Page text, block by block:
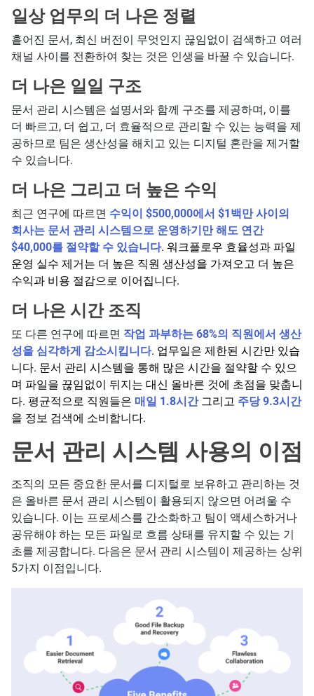
일상 업무의 더 나은 정렬
흩어진 문서, 최신 버전이 무엇인지 끊임없이 검색하고 여러
채널 사이를 전환하여 찾는 것은 인생을 바꿀 수 있습니다.
더 나은 일일 구조
문서 관리 시스템은 설명서와 함께 구조를 제공하며, 이를
더 빠르고, 더 쉽고, 더 효율적으로 관리할 수 있는 능력을 제
공하므로 팀은 생산성을 해치고 있는 디지털 혼란을 제거할
수 있습니다.
더 나은 그리고 더 높은 수익
최근 연구에 따르면 수익이 $500,000에서 $1백만 사이의
회사는 문서 관리 시스템으로 운영하기만 해도 연간
$40,000를 절약할 수 있습니다. 워크플로우 효율성과 파일
운영 실수 제거는 더 높은 직원 생산성을 가져오고 더 높은
수익과 비용 절감으로 이어집니다.
더 나은 시간 조직
또 다른 연구에 따르면 작업 과부하는 68%의 직원에서 생산
성을 심각하게 감소시킵니다. 업무일은 제한된 시간만 있습
니다. 문서 관리 시스템을 통해 많은 시간을 절약할 수 있으
며 파일을 끊임없이 뒤지는 대신 올바른 것에 초점을 맞춥니
다. 평균적으로 직원들은 매일 1.8시간그리고 주당 9.3시간
을 정보 검색에 소비합니다.
문서 관리 시스템 사용의 이점
조직의 모든 중요한 문서를 디지털로 보유하고 관리하는 것
은 올바른 문서 관리 시스템이 활용되지 않으면 어려울 수
있습니다. 이는 프로세스를 간소화하고 팀이 액세스하거나
공유해야 하는 모든 파일로 흐름 상태를 유지할 수 있는 기
초를 제공합니다. 다음은 문서 관리 시스템이 제공하는 상위
5가지 이점입니다.